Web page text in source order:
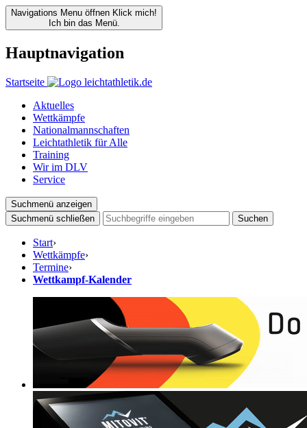
Navigations Menu öffnen Klick mich!
Ich bin das Menü.
Hauptnavigation
Startseite
Aktuelles
Wettkämpfe
Nationalmannschaften
Leichtathletik für Alle
Training
Wir im DLV
Service
Suchmenü anzeigen
Suchmenü schließen
Suchen
Start›
Wettkämpfe›
Termine›
Wettkampf-Kalender